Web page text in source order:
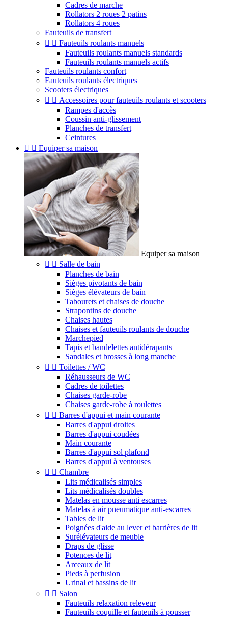
Cadres de marche
Rollators 2 roues 2 patins
Rollators 4 roues
Fauteuils de transfert
  Fauteuils roulants manuels
Fauteuils roulants manuels standards
Fauteuils roulants manuels actifs
Fauteuils roulants confort
Fauteuils roulants électriques
Scooters électriques
  Accessoires pour fauteuils roulants et scooters
Rampes d'accès
Coussin anti-glissement
Planches de transfert
Ceintures
  Equiper sa maison
Equiper sa maison
  Salle de bain
Planches de bain
Sièges pivotants de bain
Sièges élévateurs de bain
Tabourets et chaises de douche
Strapontins de douche
Chaises hautes
Chaises et fauteuils roulants de douche
Marchepied
Tapis et bandelettes antidérapants
Sandales et brosses à long manche
  Toilettes / WC
Réhausseurs de WC
Cadres de toilettes
Chaises garde-robe
Chaises garde-robe à roulettes
  Barres d'appui et main courante
Barres d'appui droites
Barres d'appui coudées
Main courante
Barres d'appui sol plafond
Barres d'appui à ventouses
  Chambre
Lits médicalisés simples
Lits médicalisés doubles
Matelas en mousse anti escarres
Matelas à air pneumatique anti-escarres
Tables de lit
Poignées d'aide au lever et barrières de lit
Surélévateurs de meuble
Draps de glisse
Potences de lit
Arceaux de lit
Pieds à perfusion
Urinal et bassins de lit
  Salon
Fauteuils relaxation releveur
Fauteuils coquille et fauteuils à pousser